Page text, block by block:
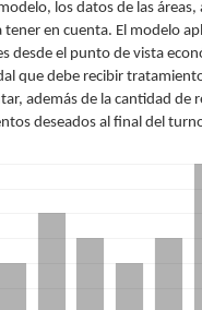
los datos de las áreas,
en cuenta. El modelo
desde el punto de vista
que debe recibir
además de la cantidad de
deseados al final del